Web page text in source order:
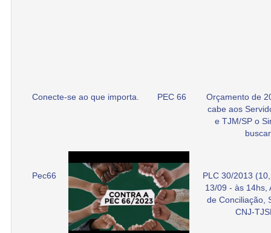
Conecte-se ao que importa. PEC 66
Orçamento de
cabe aos
e TJM/SP o
Pec66
PLC 30/2013
13/09 - às 14hs,
de Conciliação,
CNJ-